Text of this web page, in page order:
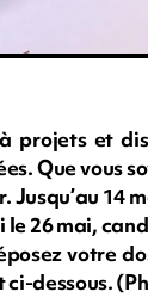
projets et
Que vous
Jusqu’au
le 26 mai,
votre
dessous.